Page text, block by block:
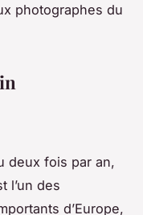
photographes du
deux fois par an,
l’un des
d’Europe,